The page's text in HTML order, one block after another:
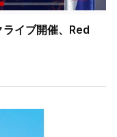
イブ開催、Red